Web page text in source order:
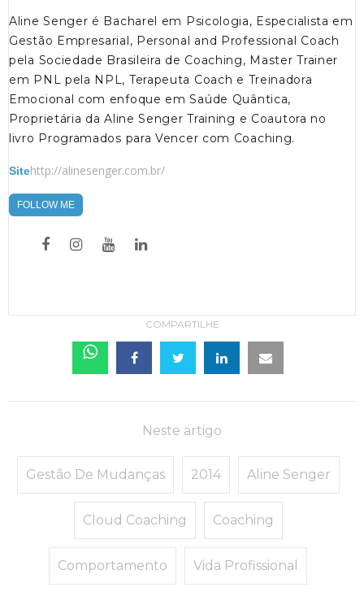
Aline Senger é Bacharel em Psicologia, Especialista em
Gestão Empresarial, Personal and Professional Coach
pela Sociedade Brasileira de Coaching, Master Trainer
em PNL pela NPL, Terapeuta Coach e Treinadora
Emocional com enfoque em Saúde Quântica,
Proprietária da Aline Senger Training e Coautora no
livro Programados para Vencer com Coaching.
Sitehttp://alinesenger.com.br/
FOLLOW ME
COMPARTILHE
Neste artigo
Gestão De Mudanças 2014 Aline Senger
Cloud Coaching Coaching
Comportamento Vida Profissional